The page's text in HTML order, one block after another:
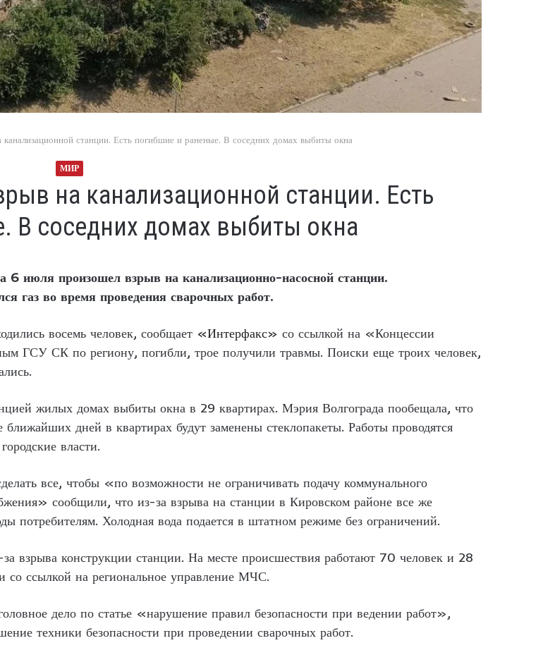
станции. Есть погибшие и раненые. В соседних домах выбиты окна
МИР
на канализационной станции. Есть
В соседних домах выбиты окна
6 июля произошел взрыв на канализационно-насосной станции.
газ во время проведения сварочных работ.
восемь человек, сообщает «Интерфакс» со ссылкой на «Концессии
ГСУ СК по региону, погибли, трое получили травмы. Поиски еще троих человек,
жилых домах выбиты окна в 29 квартирах. Мэрия Волгограда пообещала, что
дней в квартирах будут заменены стеклопакеты. Работы проводятся
власти.
все, чтобы «по возможности не ограничивать подачу коммунального
сообщили, что из-за взрыва на станции в Кировском районе все же
потребителям. Холодная вода подается в штатном режиме без ограничений.
взрыва конструкции станции. На месте происшествия работают 70 человек и 28
ссылкой на региональное управление МЧС.
дело по статье «нарушение правил безопасности при ведении работ»,
техники безопасности при проведении сварочных работ.